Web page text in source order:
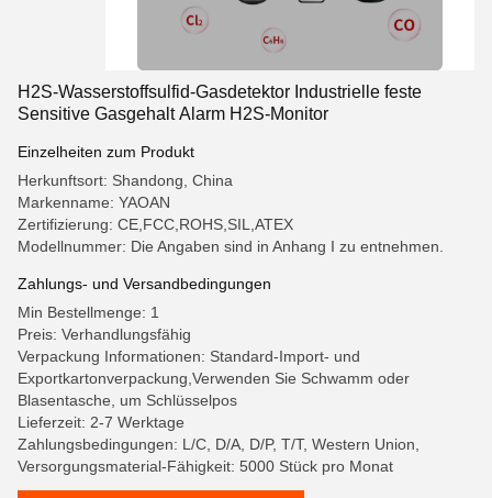
H2S-Wasserstoffsulfid-Gasdetektor Industrielle feste
Sensitive Gasgehalt Alarm H2S-Monitor
Einzelheiten zum Produkt
Herkunftsort: Shandong, China
Markenname: YAOAN
Zertifizierung: CE,FCC,ROHS,SIL,ATEX
Modellnummer: Die Angaben sind in Anhang I zu entnehmen.
Zahlungs- und Versandbedingungen
Min Bestellmenge: 1
Preis: Verhandlungsfähig
Verpackung Informationen: Standard-Import- und
Exportkartonverpackung,Verwenden Sie Schwamm oder
Blasentasche, um Schlüsselpos
Lieferzeit: 2-7 Werktage
Zahlungsbedingungen: L/C, D/A, D/P, T/T, Western Union,
Versorgungsmaterial-Fähigkeit: 5000 Stück pro Monat